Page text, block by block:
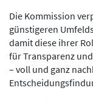
Die Kommission
günstigeren
damit diese ihrer
für Transparenz
– voll und ganz